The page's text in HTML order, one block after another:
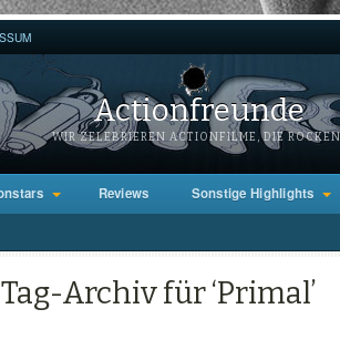
Actionfreunde
WIR ZELEBRIEREN ACTIONFILME, DIE
Reviews Sonstige Highlights
Tag-Archiv für ‘Primal’